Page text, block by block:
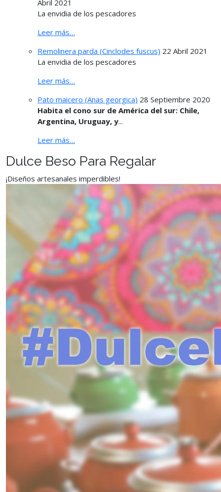
Abril 2021
La envidia de los pescadores
Leer más…
Remolinera parda (Cinclodes fuscus) 22 Abril 2021
La envidia de los pescadores
Leer más…
Pato maicero (Anas georgica) 28 Septiembre 2020
Habita el cono sur de América del sur: Chile,
Argentina, Uruguay, y...
Leer más…
Dulce Beso Para Regalar
¡Diseños artesanales imperdibles!